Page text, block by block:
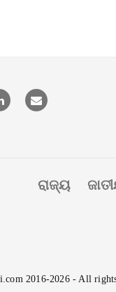
ରାଜ୍ୟ
2016-2026 - All rights